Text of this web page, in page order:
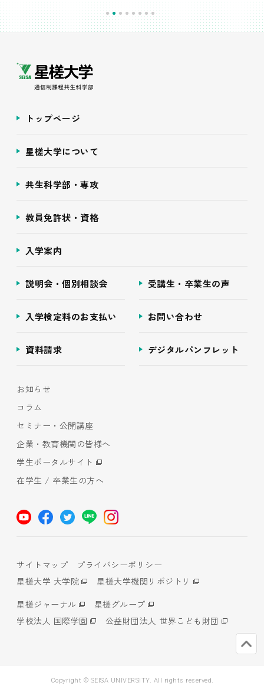
トップページ
星槎大学について
共生科学部・専攻
教員免許状・資格
入学案内
説明会・個別相談会 受講生・卒業生の声
入学検定料のお支払い お問い合わせ
資料請求 デジタルパンフレット
お知らせ
コラム
セミナー・公開講座
企業・教育機関の皆様へ
学生ポータルサイト
在学生 / 卒業生の方へ
サイトマップ
プライバシーポリシー
星槎大学 大学院
星槎大学機関リポジトリ
星槎ジャーナル
星槎グループ
学校法人 国際学園
公益財団法人 世界こども財団
Copyright © SEISA UNIVERSITY. All rights reserved.